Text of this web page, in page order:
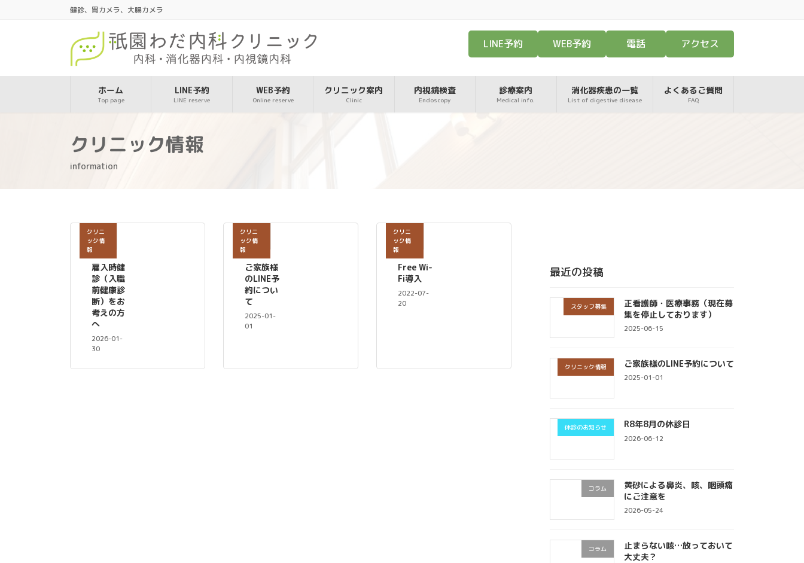
健診、胃カメラ、大腸カメラ
LINE予約 WEB予約 電話 アクセス
ホーム
Top page
LINE予約
LINE reserve
WEB予約
Online reserve
クリニック案内
Clinic
内視鏡検査
Endoscopy
診療案内
Medical info.
消化器疾患の一覧
List of digestive disease
よくあるご質問
FAQ
クリニック情報
information
クリニ
ック情
報
雇入時健
診（入職
前健康診
断）をお
考えの方
へ
2026-01-
30
クリニ
ック情
報
ご家族様
のLINE予
約につい
て
2025-01-
01
クリニ
ック情
報
Free Wi-
Fi導入
2022-07-
20
最近の投稿
スタッフ募集
正看護師・医療事務（現在募
集を停止しております）
2025-06-15
クリニック情報 ご家族様のLINE予約について
2025-01-01
休診のお知らせ R8年8月の休診日
2026-06-12
コラム
黄砂による鼻炎、咳、咽頭痛
にご注意を
2026-05-24
コラム
止まらない咳…放っておいて
大丈夫？